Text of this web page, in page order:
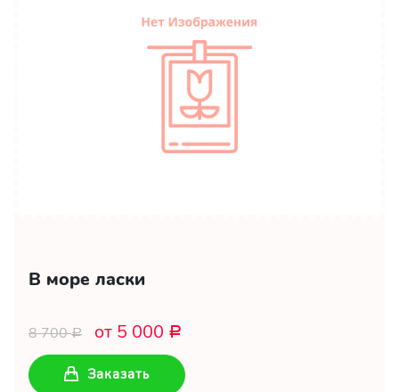
В море ласки
8 700Р от 5 000 Р
Заказать